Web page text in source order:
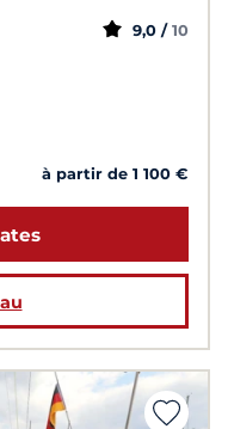
9,0 / 10
à partir de 1 100 €